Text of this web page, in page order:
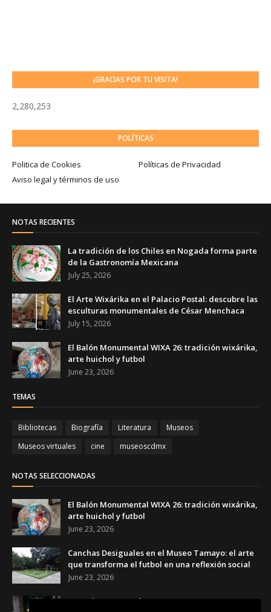
¡GRACIAS POR TU VISITA!
2,280,253
POLÍTICAS
Politica de Cookies
Políticas de Privacidad
Aviso legal y términos de uso
NOTAS RECIENTES
La tradición de los Chiles en Nogada forma parte
de la Gastronomía Mexicana
July 25, 2026
El Arte Wixárika en el Palacio Postal: descubre las
esculturas monumentales de César Menchaca
July 15, 2026
El Balón Monumental WIXA 26: tradición wixárika,
arte huichol y futbol
June 23, 2026
TEMAS
Bibliotecas Biografía Literatura
Museos
Museos virtuales
cine museoscdmx
NOTAS SELECCIONADAS
El Balón Monumental WIXA 26: tradición wixárika,
arte huichol y futbol
June 23, 2026
Canchas Desiguales en el Museo Tamayo: el arte
que transforma el futbol en una reflexión social
June 23, 2026
Copa de Arte Popular Banamex 2026: artesanas y